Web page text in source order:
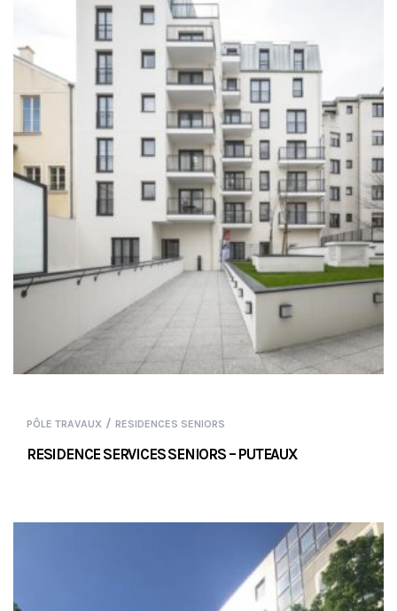
PÔLE TRAVAUX / RESIDENCES SENIORS
RESIDENCE SERVICES SENIORS – PUTEAUX